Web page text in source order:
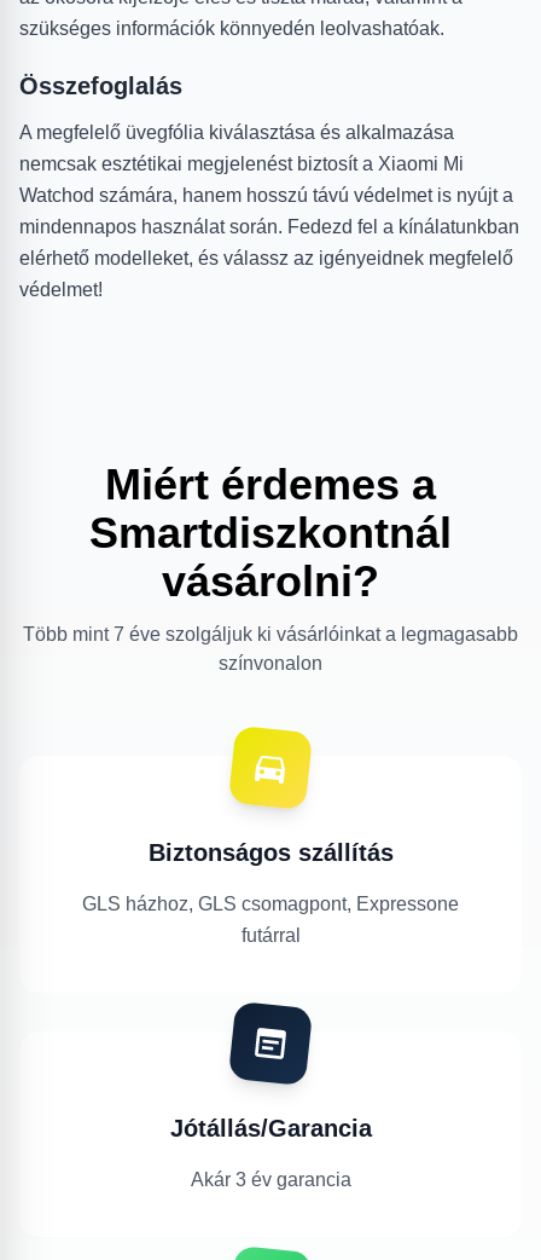
szükséges információk könnyedén leolvashatóak.
Összefoglalás
A megfelelő üvegfólia kiválasztása és alkalmazása
nemcsak esztétikai megjelenést biztosít a Xiaomi Mi
Watchod számára, hanem hosszú távú védelmet is nyújt a
mindennapos használat során. Fedezd fel a kínálatunkban
elérhető modelleket, és válassz az igényeidnek megfelelő
védelmet!
Miért érdemes a
Smartdiszkontnál
vásárolni?
Több mint 7 éve szolgáljuk ki vásárlóinkat a legmagasabb
színvonalon
Biztonságos szállítás
GLS házhoz, GLS csomagpont, Expressone
futárral
Jótállás/Garancia
Akár 3 év garancia